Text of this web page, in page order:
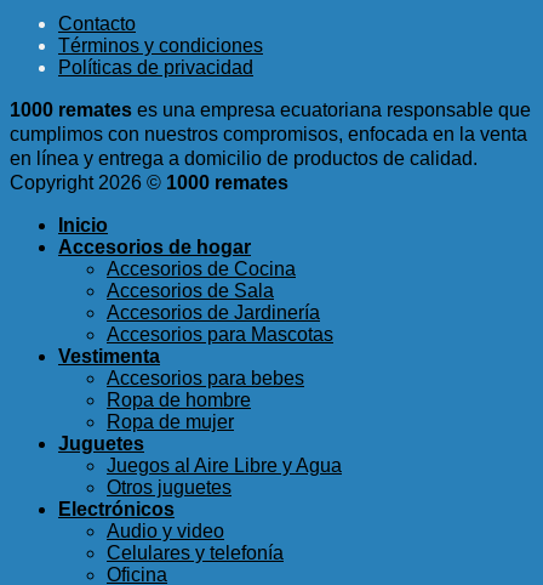
era:
$9.85.
es:
$5.99.
Contacto
Términos y condiciones
Políticas de privacidad
1000 remates es una empresa ecuatoriana responsable que
cumplimos con nuestros compromisos, enfocada en la venta
en línea y entrega a domicilio de productos de calidad.
Copyright 2026 © 1000 remates
Inicio
Accesorios de hogar
Accesorios de Cocina
Accesorios de Sala
Accesorios de Jardinería
Accesorios para Mascotas
Vestimenta
Accesorios para bebes
Ropa de hombre
Ropa de mujer
Juguetes
Juegos al Aire Libre y Agua
Otros juguetes
Electrónicos
Audio y video
Celulares y telefonía
Oficina